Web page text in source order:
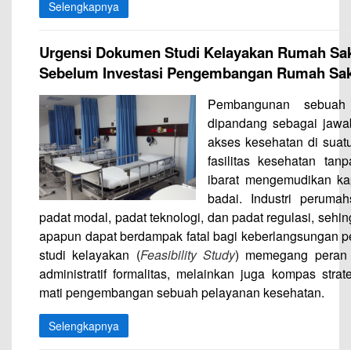
Selengkapnya
Urgensi Dokumen Studi Kelayakan Rumah
Sebelum Investasi Pengembangan Rumah
Pembangunan
dipandang sebagai
akses kesehatan di
fasilitas kesehatan
ibarat mengemudikan
badai. Industri
padat modal, padat teknologi, dan padat regulasi,
apapun dapat berdampak fatal bagi keberlangsungan
studi kelayakan (Feasibility Study) memegang
administratif formalitas, melainkan juga kompas
mati pengembangan sebuah pelayanan kesehatan.
Selengkapnya